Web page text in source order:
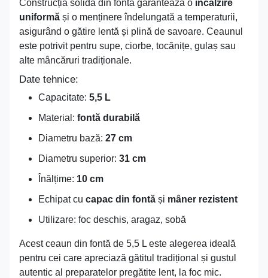
Construcția solidă din fontă garantează oîncălzire
uniformă și o menținere îndelungată a temperaturii,
asigurând o gătire lentă și plină de savoare. Ceaunul
este potrivit pentru supe, ciorbe, tocănițe, gulaș sau
alte mâncăruri tradiționale.
Date tehnice:
Capacitate: 5,5 L
Material: fontă durabilă
Diametru bază: 27 cm
Diametru superior: 31 cm
Înălțime: 10 cm
Echipat cu capac din fontă și mâner rezistent
Utilizare: foc deschis, aragaz, sobă
Acest ceaun din fontă de 5,5 L este alegerea ideală
pentru cei care apreciază gătitul tradițional și gustul
autentic al preparatelor pregătite lent, la foc mic.